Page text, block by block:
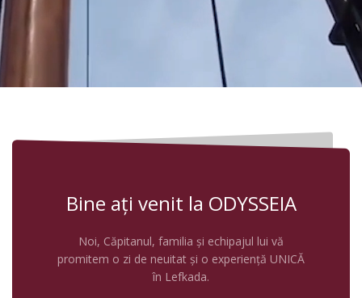
Bine ați venit la ODYSSEIA
Noi, Căpitanul, familia și echipajul lui vă
promitem o zi de neuitat și o experiență UNICĂ
în Lefkada.